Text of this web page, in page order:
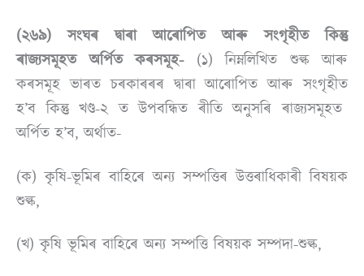
(২৬৯) সংঘৰ দ্বাৰা আৰোপিত আৰু সংগৃহীত কিন্তু
ৰাজ্যসমূহত অৰ্পিত কৰসমূহ-(১) নিম্নলিখিত শুল্ক আৰু
কৰসমূহ ভাৰত চৰকাৰৰৰ দ্বাৰা আৰোপিত আৰু সংগৃহীত
হ’ব কিন্তু খণ্ড-২ ত উপবন্ধিত ৰীতি অনুসৰি ৰাজ্যসমূহত
অৰ্পিত হ’ব, অৰ্থাত-
(ক) কৃষি-ভূমিৰ বাহিৰে অন্য সম্পত্তিৰ উত্তৰাধিকাৰী বিষয়ক
শুল্ক,
(খ) কৃষি ভূমিৰ বাহিৰে অন্য সম্পত্তি বিষয়ক সম্পদা-শুল্ক,